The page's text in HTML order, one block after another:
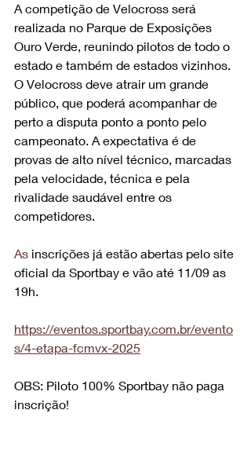
A competição de Velocross será
realizada no Parque de Exposições
Ouro Verde, reunindo pilotos de todo o
estado e também de estados vizinhos.
O Velocross deve atrair um grande
público, que poderá acompanhar de
perto a disputa ponto a ponto pelo
campeonato. A expectativa é de
provas de alto nível técnico, marcadas
pela velocidade, técnica e pela
rivalidade saudável entre os
competidores.
As inscrições já estão abertas pelo site
oficial da Sportbay e vão até 11/09 as
19h.
https://eventos.sportbay.com.br/evento
s/4-etapa-fcmvx-2025
OBS: Piloto 100% Sportbay não paga
inscrição!